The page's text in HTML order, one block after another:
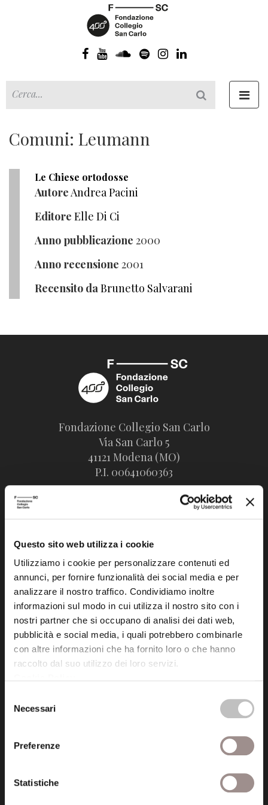
Questo sito web utilizza i cookie
Utilizziamo i cookie per personalizzare contenuti ed
annunci, per fornire funzionalità dei social media e per
analizzare il nostro traffico. Condividiamo inoltre
informazioni sul modo in cui utilizza il nostro sito con i
nostri partner che si occupano di analisi dei dati web,
pubblicità e social media, i quali potrebbero combinarle
con altre informazioni che ha fornito loro o che hanno
raccolto dal suo utilizzo dei loro servizi.
delNecessari
Preferenze
Statistiche
Comuni: Leumann
Le Chiese ortodosse
AutoreAndrea Pacini
Editore Elle Di Ci
Anno pubblicazione 2000
Anno recensione 2001
Recensito daBrunetto Salvarani
Fondazione Collegio San Carlo
Via San Carlo 5
41121 Modena (MO)
P.I. 00641060363
Posta certificata (PEC)
fondazionecollegiosancarlo@legalmail.it
Seguici
Amministrazione trasparente